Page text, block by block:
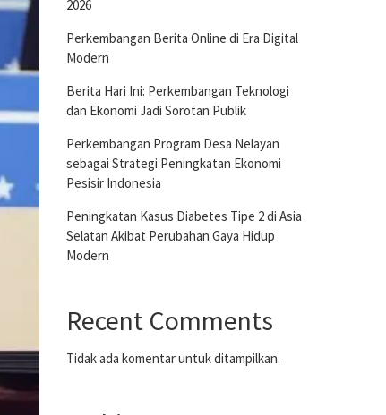
2026
Perkembangan Berita Online di Era Digital
Modern
Berita Hari Ini: Perkembangan Teknologi
dan Ekonomi Jadi Sorotan Publik
Perkembangan Program Desa Nelayan
sebagai Strategi Peningkatan Ekonomi
Pesisir Indonesia
Peningkatan Kasus Diabetes Tipe 2 di Asia
Selatan Akibat Perubahan Gaya Hidup
Modern
Recent Comments
Tidak ada komentar untuk ditampilkan.